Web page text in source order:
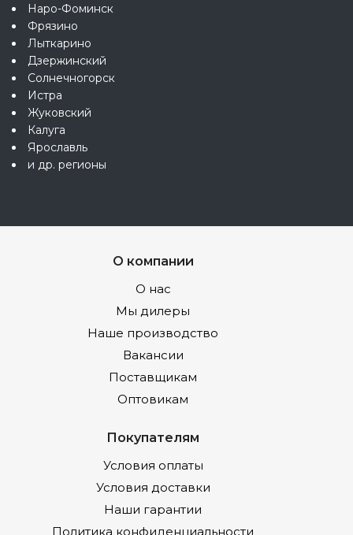
Наро-Фоминск
Фрязино
Лыткарино
Дзержинский
Солнечногорск
Истра
Жуковский
Калуга
Ярославль
и др. регионы
О компании
О нас
Мы дилеры
Наше производство
Вакансии
Поставщикам
Оптовикам
Покупателям
Условия оплаты
Условия доставки
Наши гарантии
Политика конфиденциальности